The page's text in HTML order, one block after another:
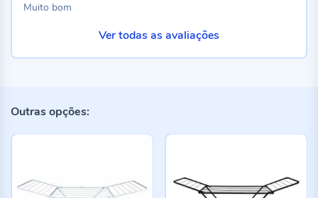
Muito bom
Ver todas as avaliações
Outras opções: